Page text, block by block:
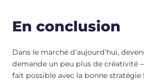
En conclusion
Dans le marché d’aujourd’hui,
demande un peu plus de créativité
fait possible avec la bonne stratégie